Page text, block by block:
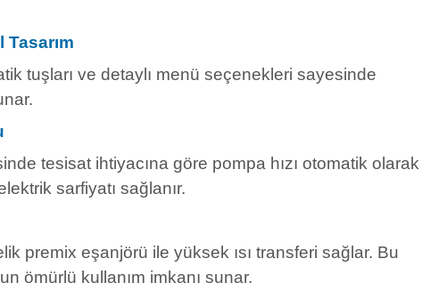
tuşları ve detaylı menü seçenekleri sayesinde
tesisat ihtiyacına göre pompa hızı otomatik olarak
sarfiyatı sağlanır.
premix eşanjörü ile yüksek ısı transferi sağlar. Bu
ömürlü kullanım imkanı sunar.